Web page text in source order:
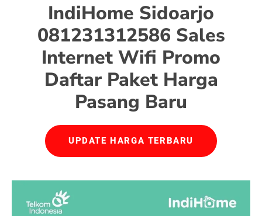
IndiHome Sidoarjo
081231312586 Sales
Internet Wifi Promo
Daftar Paket Harga
Pasang Baru
UPDATE HARGA TERBARU